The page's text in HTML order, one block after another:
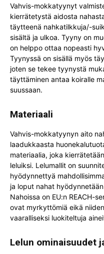
Vahvis-mokkatyynyt
kierrätetystä aidosta
täytteenä nahkatilkkuja/-
sisältä ja ulkoa. Tyyny on
on helppo ottaa nopeasti
Tyynyssä on sisällä myös
joten se tekee tyynystä
täyttäminen antaa koiralle
suussaan.
Materiaali
Vahvis-mokkatyynyn aito
laadukkaasta
materiaalia, joka
leluiksi. Lelumallit on
hyödynnettyä
ja loput nahat
Nahoissa on EU:n REACH-
ovat myrkyttömiä eikä
vaaralliseksi luokiteltuja
Lelun ominaisuudet